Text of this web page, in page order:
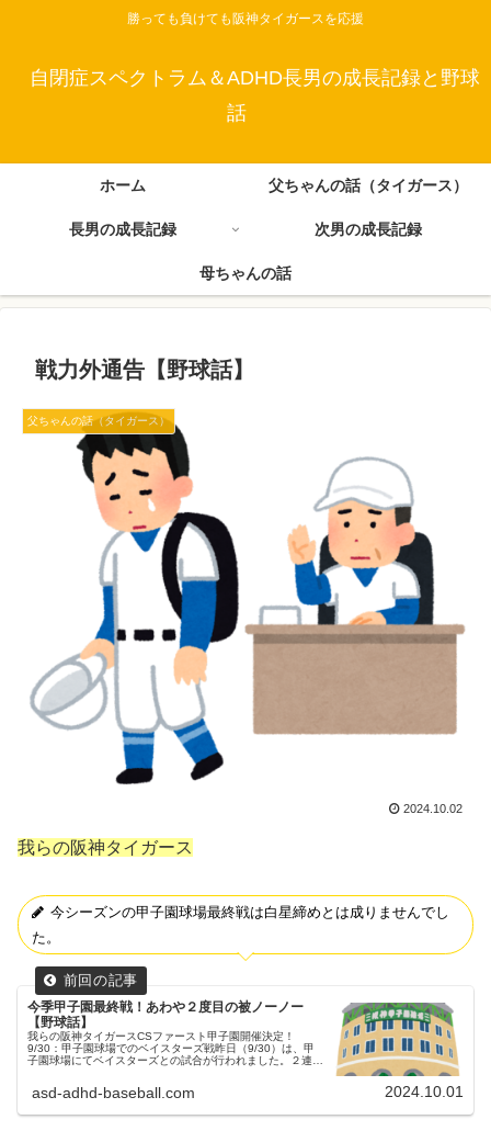
勝っても負けても阪神タイガースを応援
自閉症スペクトラム＆ADHD長男の成長記録と野球
話
ホーム 父ちゃんの話（タイガース）
長男の成長記録 次男の成長記録
母ちゃんの話
戦力外通告【野球話】
父ちゃんの話（タイガース）
2024.10.02
我らの阪神タイガース
今シーズンの甲子園球場最終戦は白星締めとは成りませんでし
た。
今季甲子園最終戦！あわや２度目の被ノーノー
【野球話】
我らの阪神タイガースCSファースト甲子園開催決定！
9/30：甲子園球場でのベイスターズ戦昨日（9/30）は、甲
子園球場にてベイスターズとの試合が行われました。２連戦
asd-adhd-baseball.com 2024.10.01